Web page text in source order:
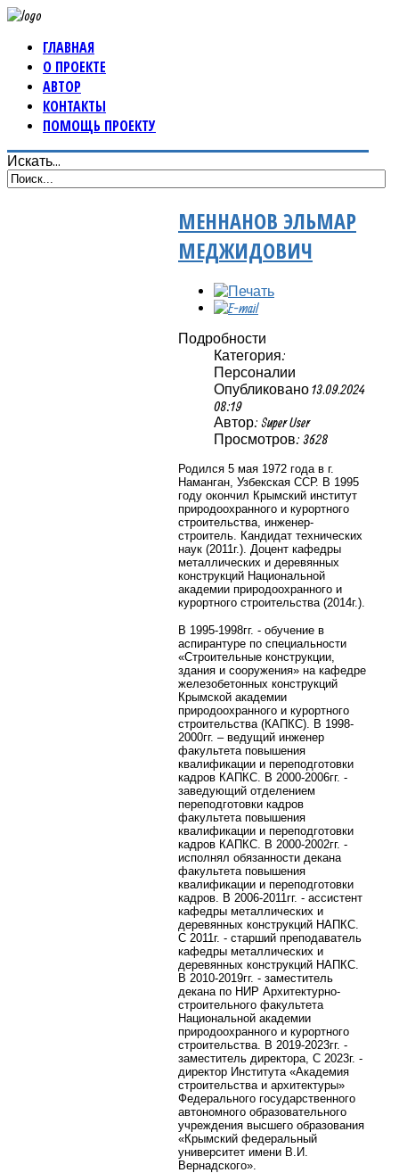
ГЛАВНАЯ
О ПРОЕКТЕ
АВТОР
КОНТАКТЫ
ПОМОЩЬ ПРОЕКТУ
Искать...
МЕННАНОВ ЭЛЬМАР
МЕДЖИДОВИЧ
Подробности
Категория:
Персоналии
Опубликовано 13.09.2024
08:19
Автор: Super User
Просмотров: 3628
Родился 5 мая 1972 года в г.
Наманган, Узбекская ССР. В 1995
году окончил Крымский институт
природоохранного и курортного
строительства, инженер-
строитель. Кандидат технических
наук (2011г.). Доцент кафедры
металлических и деревянных
конструкций Национальной
академии природоохранного и
курортного строительства (2014г.).
В 1995-1998гг. - обучение в
аспирантуре по специальности
«Строительные конструкции,
здания и сооружения» на кафедре
железобетонных конструкций
Крымской академии
природоохранного и курортного
строительства (КАПКС). В 1998-
2000гг. – ведущий инженер
факультета повышения
квалификации и переподготовки
кадров КАПКС. В 2000-2006гг. -
заведующий отделением
переподготовки кадров
факультета повышения
квалификации и переподготовки
кадров КАПКС. В 2000-2002гг. -
исполнял обязанности декана
факультета повышения
квалификации и переподготовки
кадров. В 2006-2011гг. - ассистент
кафедры металлических и
деревянных конструкций НАПКС.
С 2011г. - старший преподаватель
кафедры металлических и
деревянных конструкций НАПКС.
В 2010-2019гг. - заместитель
декана по НИР Архитектурно-
строительного факультета
Национальной академии
природоохранного и курортного
строительства. В 2019-2023гг. -
заместитель директора, С 2023г. -
директор Института «Академия
строительства и архитектуры»
Федерального государственного
автономного образовательного
учреждения высшего образования
«Крымский федеральный
университет имени В.И.
Вернадского».